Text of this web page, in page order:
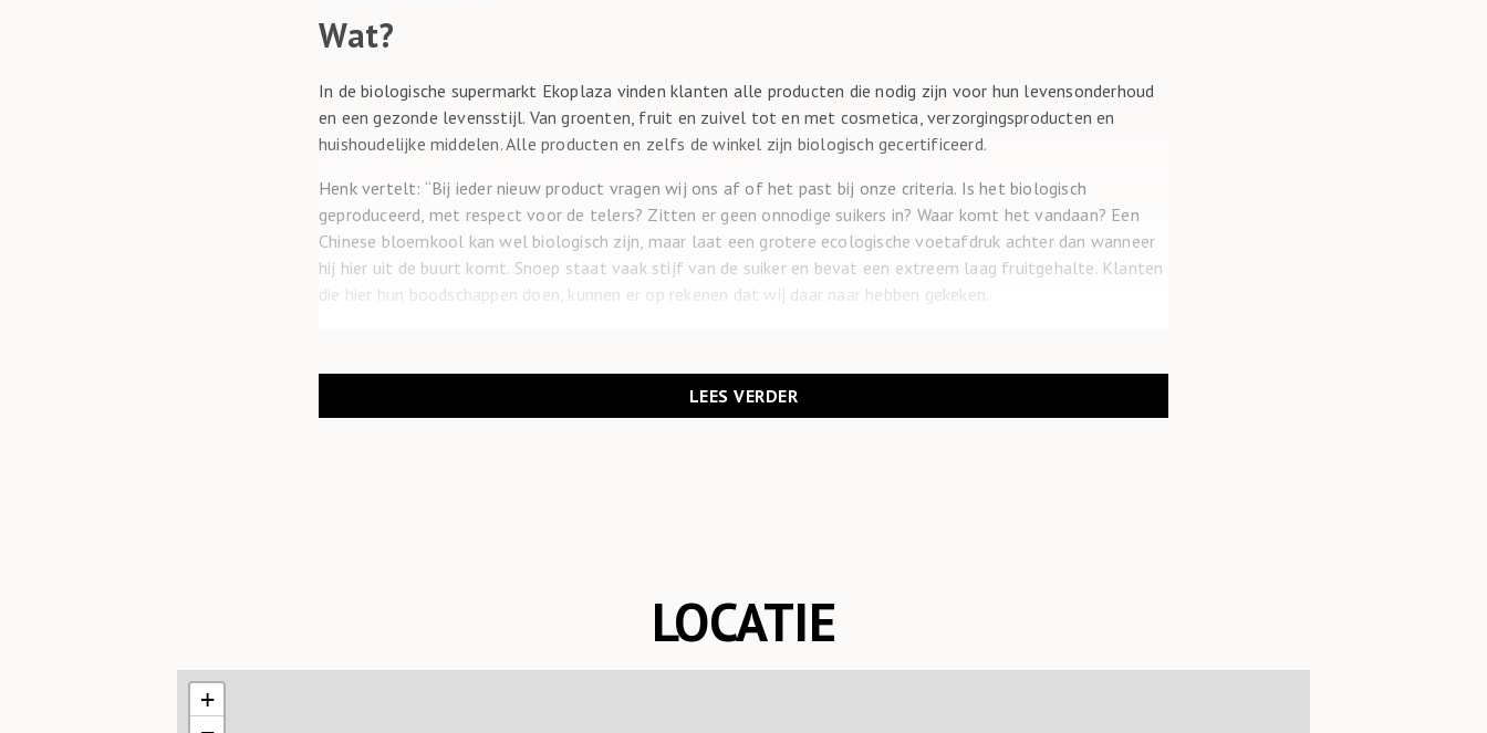
Wat?
In de biologische supermarkt Ekoplaza vinden klanten alle producten die nodig zijn voor hun levensonderhoud
en een gezonde levensstijl. Van groenten, fruit en zuivel tot en met cosmetica, verzorgingsproducten en
huishoudelijke middelen. Alle producten en zelfs de winkel zijn biologisch gecertificeerd.
Henk vertelt: “Bij ieder nieuw product vragen wij ons af of het past bij onze criteria. Is het biologisch
geproduceerd, met respect voor de telers? Zitten er geen onnodige suikers in? Waar komt het vandaan? Een
Chinese bloemkool kan wel biologisch zijn, maar laat een grotere ecologische voetafdruk achter dan wanneer
hij hier uit de buurt komt. Snoep staat vaak stijf van de suiker en bevat een extreem laag fruitgehalte. Klanten
die hier hun boodschappen doen, kunnen er op rekenen dat wij daar naar hebben gekeken.
het riool de zee in. Gelukkig wordt hier bij Ekoplaza veel aandacht aan besteed en komt het niet meer voor.
Henk en Beika begonnen in 1993 in het overdekte winkelcentrum de Brinken op 75 m2. Inmiddels hebben ze
het naastgelegen én het pand ertegenover bij de winkel getrokken en is de supermarkt meer dan 400 m2 groot.
LEES VERDER
LOCATIE
+